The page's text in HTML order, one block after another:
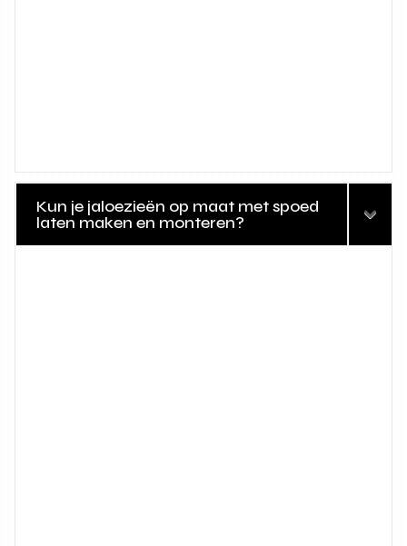
Kun je jaloezieën op maat met spoed
laten maken en monteren?